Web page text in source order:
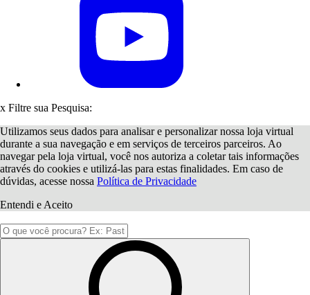
x Filtre sua Pesquisa:
Utilizamos seus dados para analisar e personalizar nossa loja virtual
durante a sua navegação e em serviços de terceiros parceiros. Ao
navegar pela loja virtual, você nos autoriza a coletar tais informações
através do cookies e utilizá-las para estas finalidades. Em caso de
dúvidas, acesse nossa Política de Privacidade
Entendi e Aceito